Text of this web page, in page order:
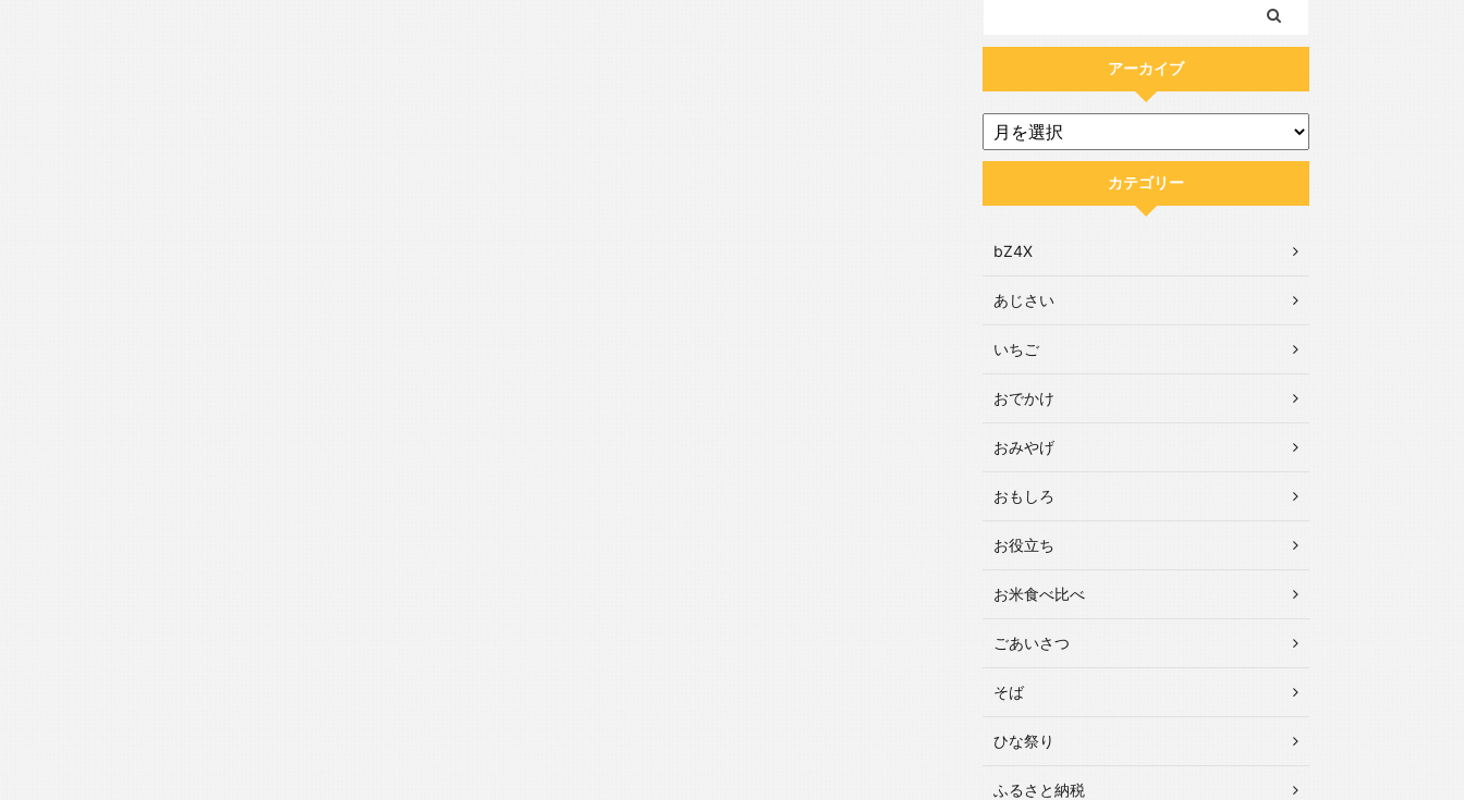
アーカイブ
カテゴリー
bZ4X
あじさい
いちご
おでかけ
おみやげ
おもしろ
お役立ち
お米食べ比べ
ごあいさつ
そば
ひな祭り
ふるさと納税